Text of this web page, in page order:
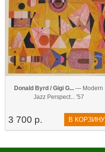
Donald Byrd / Gigi G... — Modern
Jazz Perspect... '57
3 700 р. В КОРЗИНУ